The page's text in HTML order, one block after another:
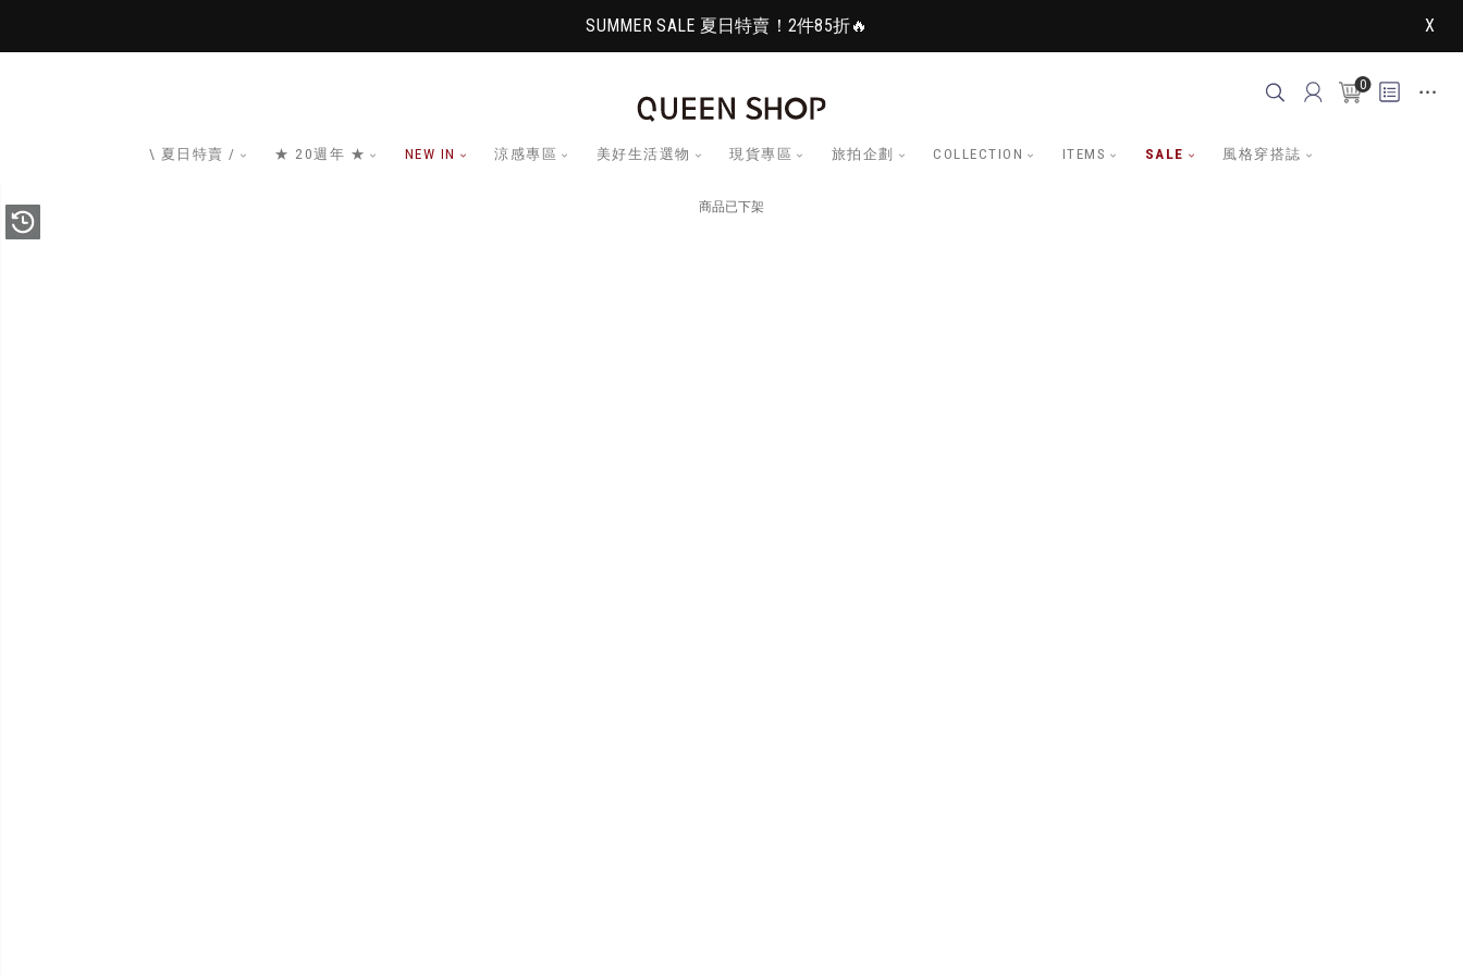
SUMMER SALE 夏日特賣！2件85折🔥 X
0
\ 夏日特賣 / ★ 20週年 ★ NEW IN 涼感專區 美好生活選物 現貨專區 旅拍企劃 COLLECTION ITEMS SALE 風格穿搭誌
商品已下架